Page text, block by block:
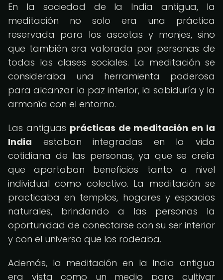
En la sociedad de la India antigua, la
meditación no solo era una práctica
reservada para los ascetas y monjes, sino
que también era valorada por personas de
todas las clases sociales. La meditación se
consideraba una herramienta poderosa
para alcanzar la paz interior, la sabiduría y la
armonía con el entorno.
Las antiguas prácticas de meditación en la
India estaban integradas en la vida
cotidiana de las personas, ya que se creía
que aportaban beneficios tanto a nivel
individual como colectivo. La meditación se
practicaba en templos, hogares y espacios
naturales, brindando a las personas la
oportunidad de conectarse con su ser interior
y con el universo que los rodeaba.
Además, la meditación en la India antigua
era vista como un medio para cultivar